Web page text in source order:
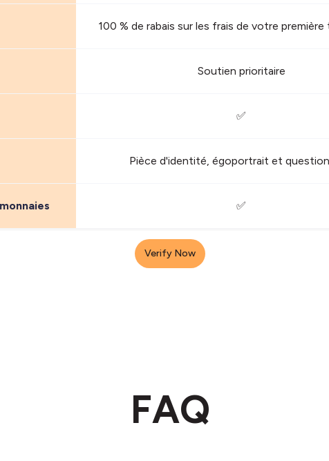
100 % de rabais sur les frais de votre
Soutien prioritaire
✅
Pièce d'identité, égoportrait et
✅
Verify Now
FAQ